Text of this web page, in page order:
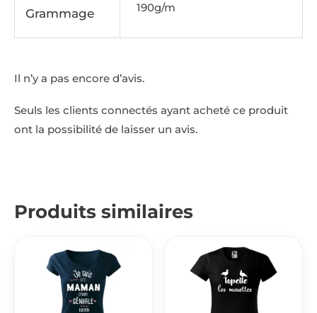
Grammage 190g/m
Il n’y a pas encore d’avis.
Seuls les clients connectés ayant acheté ce produit
ont la possibilité de laisser un avis.
Produits similaires